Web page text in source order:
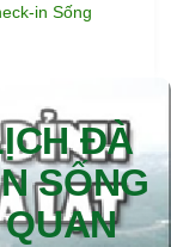
in Sống
ĐÀ
SỐNG